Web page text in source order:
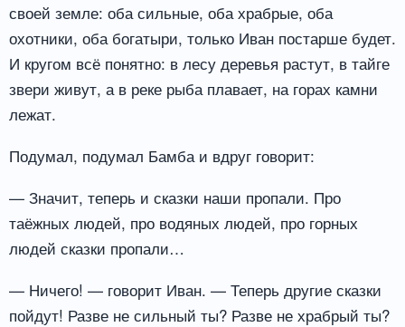
своей земле: оба сильные, оба храбрые, оба
охотники, оба богатыри, только Иван постарше будет.
И кругом всё понятно: в лесу деревья растут, в тайге
звери живут, а в реке рыба плавает, на горах камни
лежат.
Подумал, подумал Бамба и вдруг говорит:
— Значит, теперь и сказки наши пропали. Про
таёжных людей, про водяных людей, про горных
людей сказки пропали…
— Ничего! — говорит Иван. — Теперь другие сказки
пойдут! Разве не сильный ты? Разве не храбрый ты?